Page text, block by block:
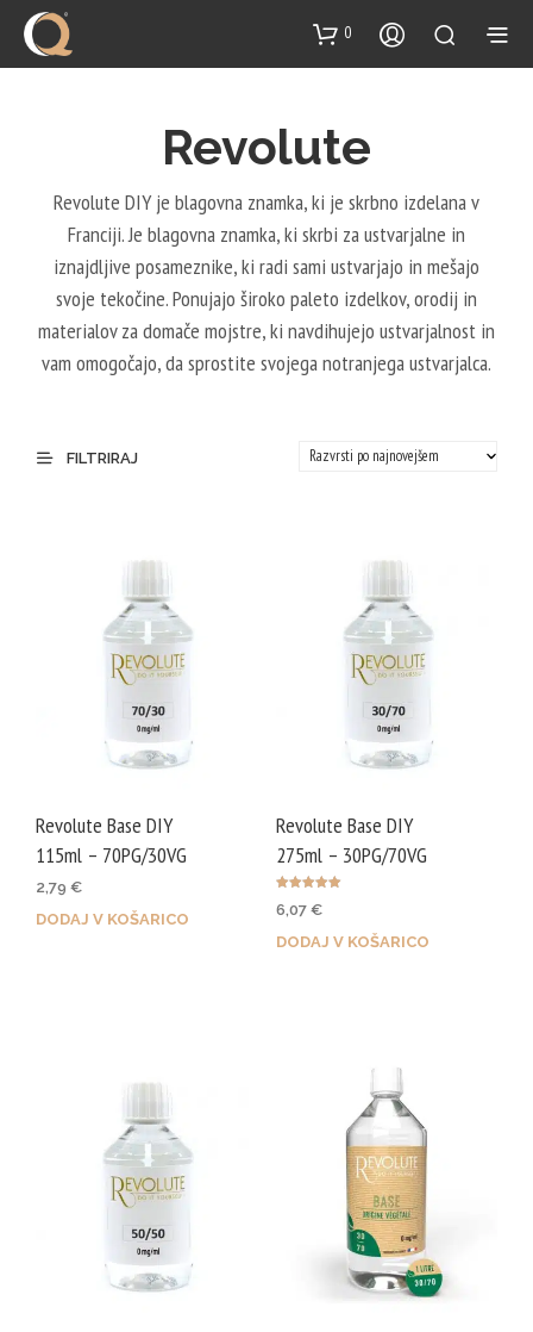
content
0
Revolute
Revolute DIY je blagovna znamka, ki je skrbno izdelana v
Franciji. Je blagovna znamka, ki skrbi za ustvarjalne in
iznajdljive posameznike, ki radi sami ustvarjajo in mešajo
svoje tekočine. Ponujajo široko paleto izdelkov, orodij in
materialov za domače mojstre, ki navdihujejo ustvarjalnost in
vam omogočajo, da sprostite svojega notranjega ustvarjalca.
FILTRIRAJ
Revolute Base DIY
115ml – 70PG/30VG
2,79 €
DODAJ V KOŠARICO
Revolute Base DIY
275ml – 30PG/70VG
5.00
6,07 €
DODAJ V KOŠARICO